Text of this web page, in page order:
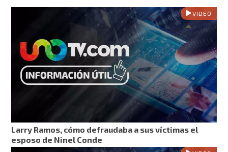
VIDEO
Larry Ramos, cómo defraudaba a sus víctimas el
esposo de Ninel Conde